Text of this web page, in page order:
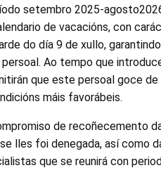
setembro 2025-
de vacacións, con
do día 9 de xullo,
Ao tempo que
que este persoal goce de
máis favorábeis.
de recoñecemento
lles foi denegada, así como
que se reunirá con